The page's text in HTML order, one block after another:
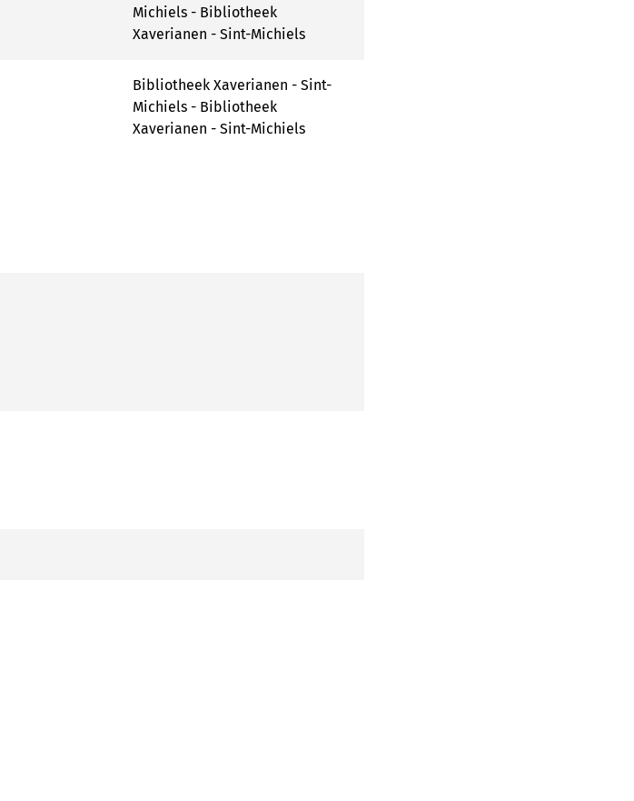
Michiels - Bibliotheek
Xaverianen - Sint-Michiels
Bibliotheek Xaverianen - Sint-
Michiels - Bibliotheek
Xaverianen - Sint-Michiels